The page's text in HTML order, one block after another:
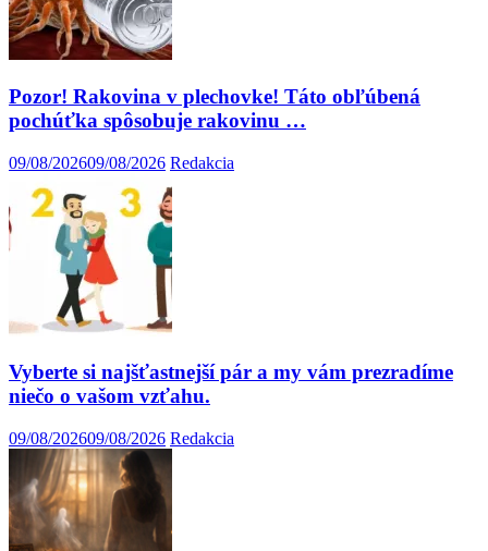
Pozor! Rakovina v plechovke! Táto obľúbená
pochúťka spôsobuje rakovinu …
09/08/202609/08/2026 Redakcia
Vyberte si najšťastnejší pár a my vám prezradíme
niečo o vašom vzťahu.
09/08/202609/08/2026 Redakcia